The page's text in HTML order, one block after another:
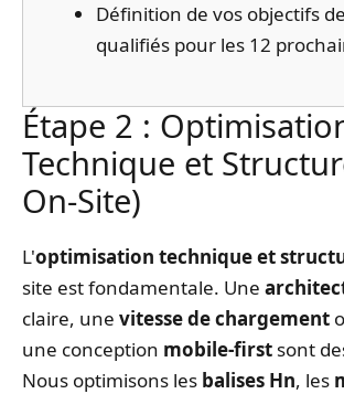
Définition de vos objectifs
qualifiés pour les 12
Étape 2 :
Technique et
On-Site)
L'optimisation technique et
site est fondamentale. Une
claire, une vitesse de chargement
une conception mobile-first sont
Nous optimisons les balises Hn, les